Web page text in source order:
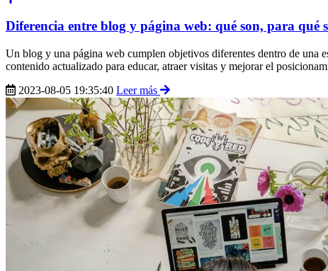
Diferencia entre blog y página web: qué son, para qué
Un blog y una página web cumplen objetivos diferentes dentro de una
contenido actualizado para educar, atraer visitas y mejorar el
2023-08-05 19:35:40 Leer más